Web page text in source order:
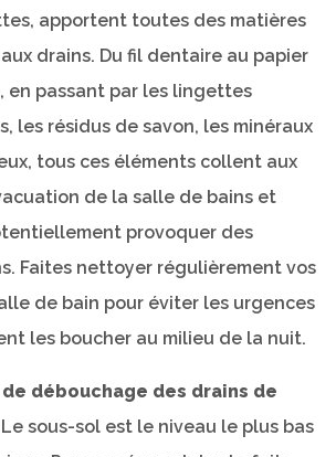
apportent toutes des matières
drains. Du fil dentaire au papier
en passant par les lingettes
les résidus de savon, les minéraux
tous ces éléments collent aux
de la salle de bains et
provoquer des
Faites nettoyer régulièrement vos
de bain pour éviter les urgences
les boucher au milieu de la nuit.
débouchage des drains de
sous-sol est le niveau le plus bas